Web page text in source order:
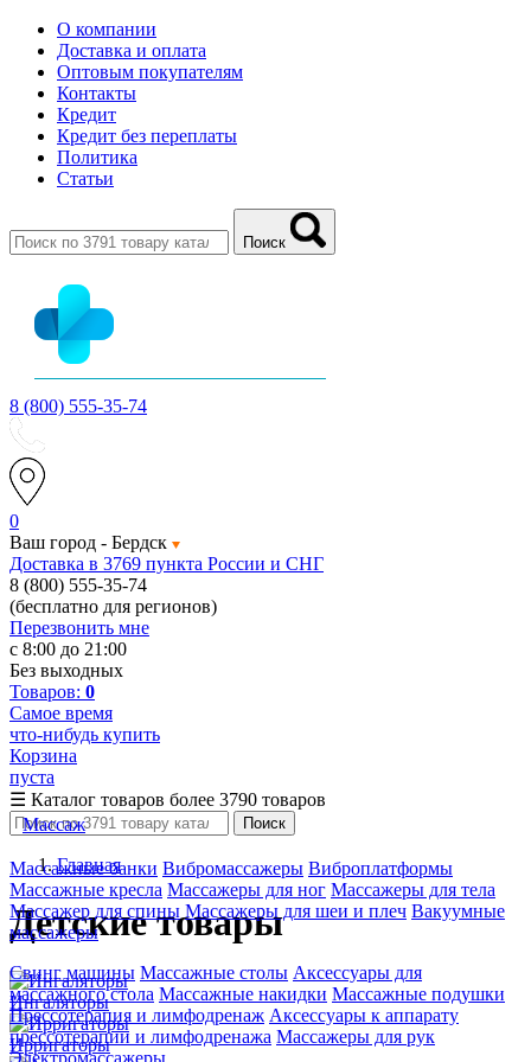
О компании
Доставка и оплата
Оптовым покупателям
Контакты
Кредит
Кредит без переплаты
Политика
Статьи
Поиск
8 (800) 555-35-74
0
Ваш город - Бердск
Доставка в 3769 пункта России и СНГ
8 (800) 555-35-74
(бесплатно для регионов)
Перезвонить мне
с 8:00 до 21:00
Без выходных
Товаров: 0
Самое время
что-нибудь купить
Корзина
пуста
☰ Каталог товаров более 3790 товаров
Массаж
Массажные банки Вибромассажеры Виброплатформы
Массажные кресла Массажеры для ног Массажеры для тела
Массажер для спины Массажеры для шеи и плеч Вакуумные
массажеры
Свинг машины Массажные столы Аксессуары для
массажного стола Массажные накидки Массажные подушки
Прессотерапия и лимфодренаж Аксессуары к аппарату
прессотерапии и лимфодренажа Массажеры для рук
Электромассажеры
Поиск
Главная
Детские товары
Ингаляторы
Ирригаторы